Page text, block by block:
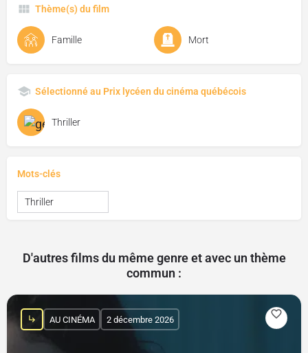
Thème(s) du film
Famille Mort
Sélectionné au Prix lycéen du cinéma québécois
Thriller
Mots-clés
Thriller
D'autres films du même genre et avec un thème
commun :
AU CINÉMA 2 décembre 2026